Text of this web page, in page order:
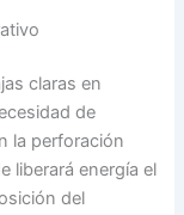
claras en
de
la perforación
liberará energía el
del